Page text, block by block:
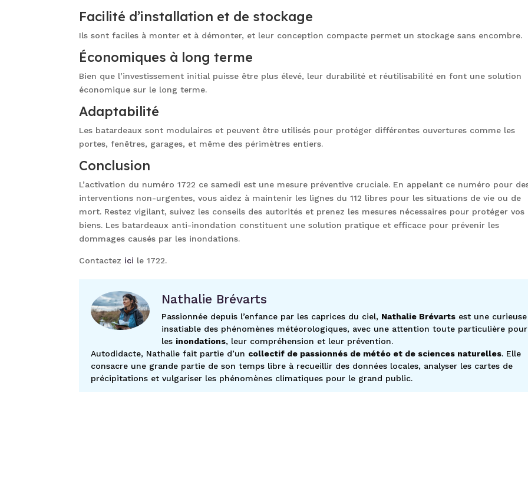
Facilité d’installation et de stockage
Ils sont faciles à monter et à démonter, et leur conception compacte permet un stockage sans encombre.
Économiques à long terme
Bien que l’investissement initial puisse être plus élevé, leur durabilité et réutilisabilité en font une solution
économique sur le long terme.
Adaptabilité
Les batardeaux sont modulaires et peuvent être utilisés pour protéger différentes ouvertures comme les
portes, fenêtres, garages, et même des périmètres entiers.
Conclusion
L’activation du numéro 1722 ce samedi est une mesure préventive cruciale. En appelant ce numéro pour
interventions non-urgentes, vous aidez à maintenir les lignes du 112 libres pour les situations de vie ou de
mort. Restez vigilant, suivez les conseils des autorités et prenez les mesures nécessaires pour protéger vos
biens. Les batardeaux anti-inondation constituent une solution pratique et efficace pour prévenir les
dommages causés par les inondations.
Contactez ici le 1722.
Nathalie Brévarts
Passionnée depuis l’enfance par les caprices du ciel, Nathalie Brévarts est une curieuse
insatiable des phénomènes météorologiques, avec une attention toute particulière pour
les inondations, leur compréhension et leur prévention.
Autodidacte, Nathalie fait partie d’un collectif de passionnés de météo et de sciences naturelles. Elle
consacre une grande partie de son temps libre à recueillir des données locales, analyser les cartes de
précipitations et vulgariser les phénomènes climatiques pour le grand public.